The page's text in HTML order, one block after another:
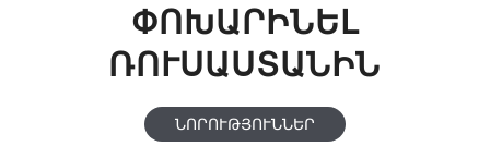
ՓՈԽԱՐԻՆԵԼ
ՌՈՒՍԱՍՏԱՆԻՆ
ՆՈՐՈՒԹՅՈՒՆՆԵՐ